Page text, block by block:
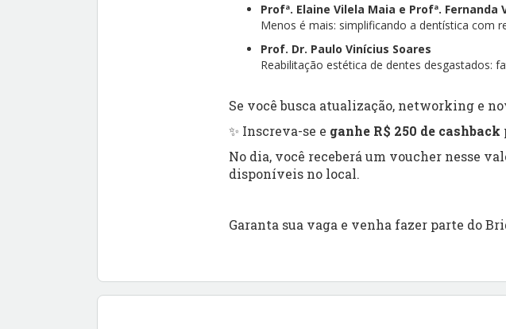
Profª. Elaine Vilela Maia e Profª. Fernanda
Menos é mais: simplificando a dentística com
Prof. Dr. Paulo Vinícius Soares
Reabilitação estética de dentes desgastados:
Se você busca atualização, networking e
✨ Inscreva-se e ganhe R$ 250 de cashback
No dia, você receberá um voucher nesse
disponíveis no local.
Garanta sua vaga e venha fazer parte do